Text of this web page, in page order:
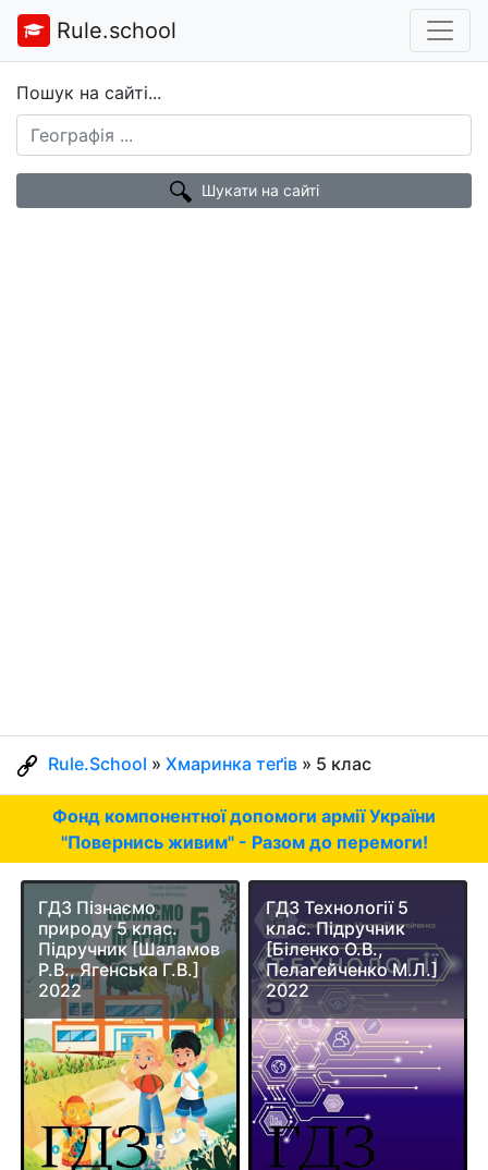
Rule.school
Пошук на сайті...
Шукати на сайті
Rule.School » Хмаринка теґів » 5 клас
Фонд компонентної допомоги армії України
"Повернись живим" - Разом до перемоги!
ГДЗ Пізнаємо
природу 5 клас.
Підручник [Шаламов
Р.В., Ягенська Г.В.]
2022
ГДЗ Технології 5
клас. Підручник
[Біленко О.В.,
Пелагейченко М.Л.]
2022